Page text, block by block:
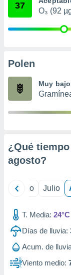
publicidad
de
1199
37
O₃ (92
Polen
Muy bajo
¿Qué
agosto?
Junio Julio
T. Media: 24°C
Días de lluvia:
Acum. de
Viento medio: